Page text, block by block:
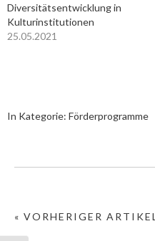
Diversitätsentwicklung in
Kulturinstitutionen
25.05.2021
In Kategorie: Förderprogramme
« VORHERIGER ARTIKEL